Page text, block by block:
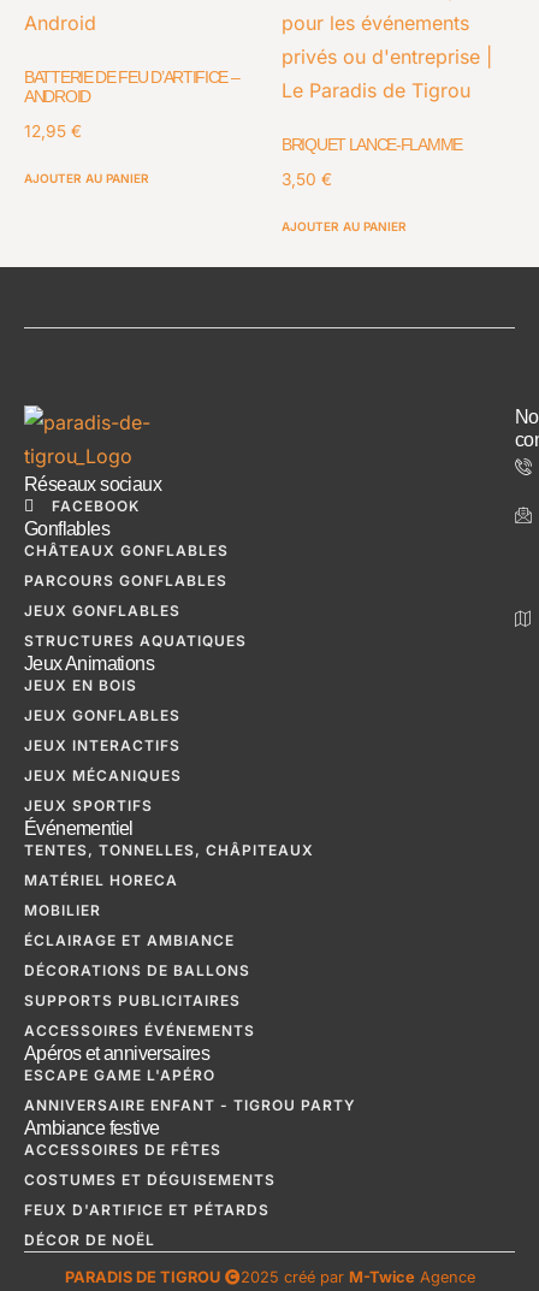
BATTERIE DE FEU D’ARTIFICE –
ANDROID
12,95 €
AJOUTER AU PANIER
BRIQUET LANCE-FLAMME
3,50 €
AJOUTER AU PANIER
Réseaux sociaux
FACEBOOK
Gonflables
CHÂTEAUX GONFLABLES
PARCOURS GONFLABLES
JEUX GONFLABLES
STRUCTURES AQUATIQUES
Jeux Animations
JEUX EN BOIS
JEUX GONFLABLES
JEUX INTERACTIFS
JEUX MÉCANIQUES
JEUX SPORTIFS
Événementiel
TENTES, TONNELLES, CHÂPITEAUX
MATÉRIEL HORECA
MOBILIER
ÉCLAIRAGE ET AMBIANCE
DÉCORATIONS DE BALLONS
SUPPORTS PUBLICITAIRES
ACCESSOIRES ÉVÉNEMENTS
Apéros et anniversaires
ESCAPE GAME L'APÉRO
ANNIVERSAIRE ENFANT - TIGROU PARTY
Ambiance festive
ACCESSOIRES DE FÊTES
COSTUMES ET DÉGUISEMENTS
FEUX D'ARTIFICE ET PÉTARDS
DÉCOR DE NOËL
PARADIS DE TIGROU 2025 créé par M-Twice Agence